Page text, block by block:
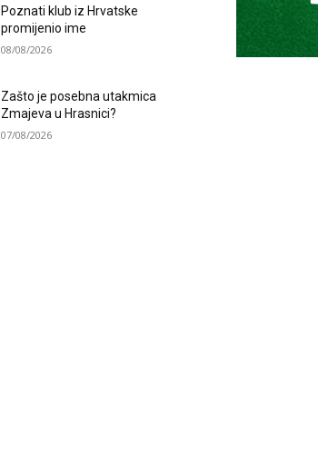
Poznati klub iz Hrvatske
promijenio ime
08/08/2026
Zašto je posebna utakmica
Zmajeva u Hrasnici?
07/08/2026